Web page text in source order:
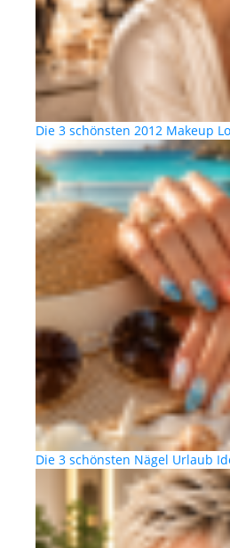
Die 3 schönsten 2012 Makeup
Die 3 schönsten Nägel Urlaub